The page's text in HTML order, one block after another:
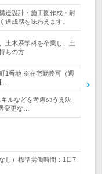
造設計・施工図作成・耐
達成感を味わえます。
土木系学科を卒業し、土
ちの方
1番地 ※在宅勤務可（週
…
ルなどを考慮のうえ決
変更な…
し）標準労働時間：1日7